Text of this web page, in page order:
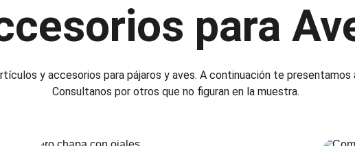
para
y accesorios para pájaros y aves. A continuación te
Consultanos por otros que no figuran en la muestra.